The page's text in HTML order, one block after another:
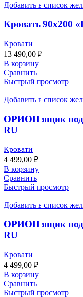
Добавить в список
Кровать 90х200
Кровати
13 490,00 ₽
В корзину
Сравнить
Быстрый просмотр
Добавить в список
ОРИОН ящик под
RU
Кровати
4 499,00 ₽
В корзину
Сравнить
Быстрый просмотр
Добавить в список
ОРИОН ящик под
RU
Кровати
4 499,00 ₽
В корзину
Сравнить
Быстрый просмотр